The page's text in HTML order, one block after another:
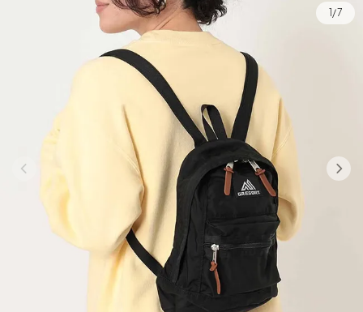
1/7